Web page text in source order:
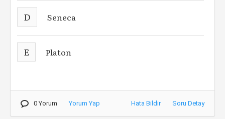
D Seneca
E Platon
0 Yorum Yorum Yap Hata Bildir Soru Detay